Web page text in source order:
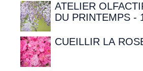
ATELIER
DU PRINTEMPS -
Chateaubriand
CUEILLIR LA